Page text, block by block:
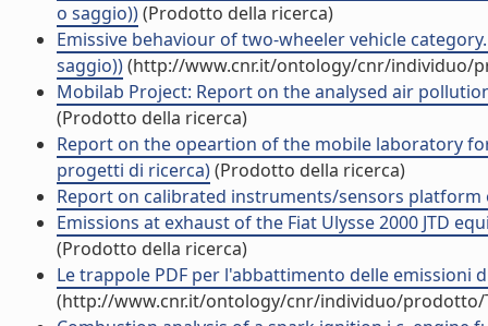
o saggio))(Prodotto della ricerca)
Emissive behaviour of two-wheeler vehicle
saggio))(http://www.cnr.it/ontology/cnr/individuo/
Mobilab Project: Report on the analysed air
(Prodotto della ricerca)
Report on the opeartion of the mobile laboratory
progetti di ricerca)(Prodotto della ricerca)
Report on calibrated instruments/sensors
Emissions at exhaust of the Fiat Ulysse 2000 JTD
(Prodotto della ricerca)
Le trappole PDF per l'abbattimento delle
(http://www.cnr.it/ontology/cnr/individuo/prodotto/